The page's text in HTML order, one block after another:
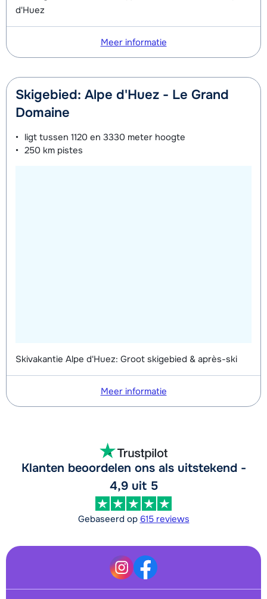
d'Huez
Meer informatie
Skigebied: Alpe d'Huez - Le Grand
Domaine
ligt tussen 1120 en 3330 meter hoogte
250 km pistes
Skivakantie Alpe d'Huez: Groot skigebied & après-ski
Meer informatie
Klanten beoordelen ons als uitstekend -
4,9 uit 5
Gebaseerd op 615 reviews